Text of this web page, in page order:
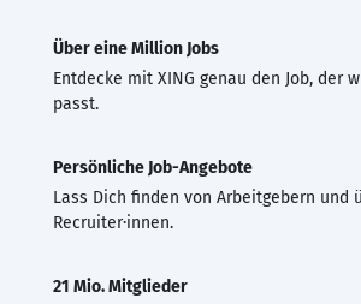
Über eine Million Jobs
Entdecke mit XING genau den Job, der
passt.
Persönliche Job-Angebote
Lass Dich finden von Arbeitgebern und
Recruiter·innen.
21 Mio. Mitglieder